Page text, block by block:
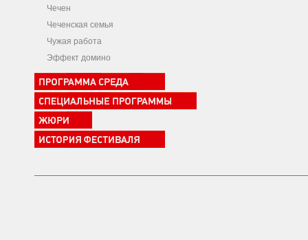
Чечен
Чеченская семья
Чужая работа
Эффект домино